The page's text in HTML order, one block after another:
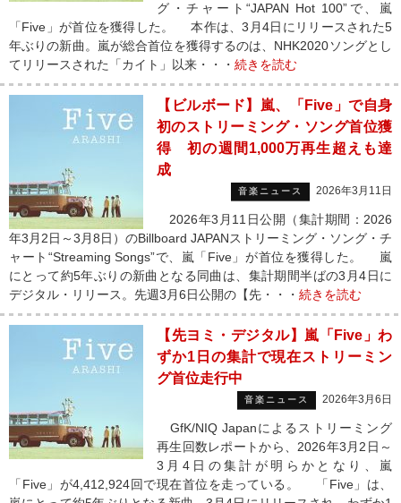
グ・チャート“JAPAN Hot 100”で、嵐
「Five」が首位を獲得した。 本作は、3月4日にリリースされた5
年ぶりの新曲。嵐が総合首位を獲得するのは、NHK2020ソングとし
てリリースされた「カイト」以来・・・ 続きを読む
【ビルボード】嵐、「Five」で自身
初のストリーミング・ソング首位獲
得 初の週間1,000万再生超えも達
成
音楽ニュース 2026年3月11日
2026年3月11日公開（集計期間：2026
年3月2日～3月8日）のBillboard JAPANストリーミング・ソング・チ
ャート“Streaming Songs”で、嵐「Five」が首位を獲得した。 嵐
にとって約5年ぶりの新曲となる同曲は、集計期間半ばの3月4日に
デジタル・リリース。先週3月6日公開の【先・・・ 続きを読む
【先ヨミ・デジタル】嵐「Five」わ
ずか1日の集計で現在ストリーミン
グ首位走行中
音楽ニュース 2026年3月6日
GfK/NIQ Japanによるストリーミング
再生回数レポートから、2026年3月2日～
3月4日の集計が明らかとなり、嵐
「Five」が4,412,924回で現在首位を走っている。 「Five」は、